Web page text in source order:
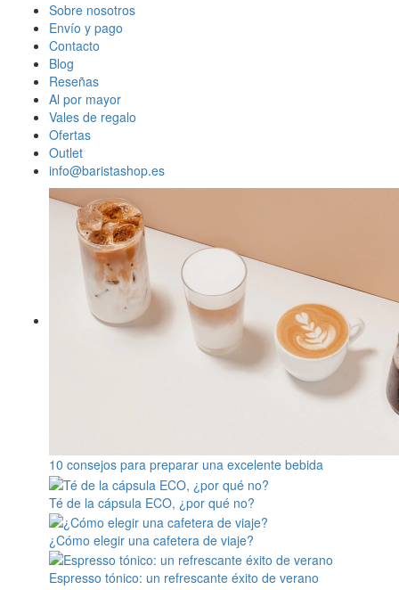
Sobre nosotros
Envío y pago
Contacto
Blog
Reseñas
Al por mayor
Vales de regalo
Ofertas
Outlet
info@baristashop.es
10 consejos para preparar una excelente bebida
Té de la cápsula ECO, ¿por qué no?
¿Cómo elegir una cafetera de viaje?
Espresso tónico: un refrescante éxito de verano